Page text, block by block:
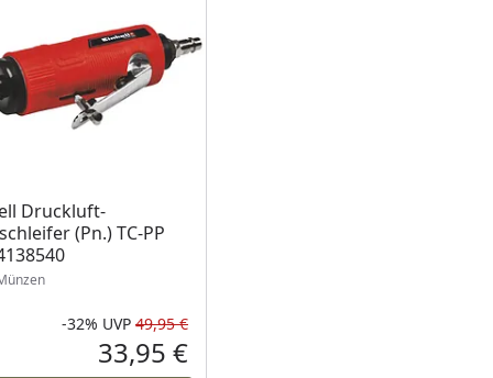
Druckluft-
(Pn.) TC-PP
Rabatt in Prozent
-32%
Ursprünglicher Preis
UVP 49,95 €
Aktueller Preis
33,95 €